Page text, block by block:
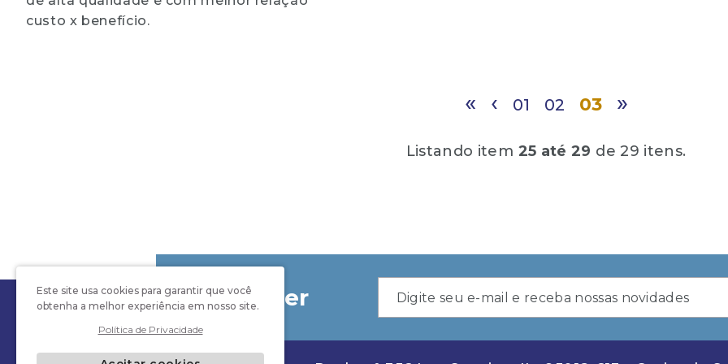
custo x benefício.
« ‹ 01 02 03 »
Listando item 25 até 29 de 29 itens.
Newsletter
Este site usa cookies para garantir que você
obtenha a melhor experiência em nosso site.
Política de Privacidade